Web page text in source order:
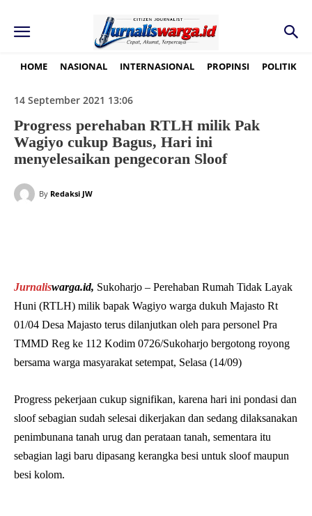
HOME NASIONAL INTERNASIONAL PROPINSI POLITIK
14 September 2021 13:06
Progress perehaban RTLH milik Pak
Wagiyo cukup Bagus, Hari ini
menyelesaikan pengecoran Sloof
By Redaksi JW
Jurnaliswarga.id, Sukoharjo – Perehaban Rumah Tidak Layak
Huni (RTLH) milik bapak Wagiyo warga dukuh Majasto Rt
01/04 Desa Majasto terus dilanjutkan oleh para personel Pra
TMMD Reg ke 112 Kodim 0726/Sukoharjo bergotong royong
bersama warga masyarakat setempat, Selasa (14/09)
Progress pekerjaan cukup signifikan, karena hari ini pondasi dan
sloof sebagian sudah selesai dikerjakan dan sedang dilaksanakan
penimbunana tanah urug dan perataan tanah, sementara itu
sebagian lagi baru dipasang kerangka besi untuk sloof maupun
besi kolom.